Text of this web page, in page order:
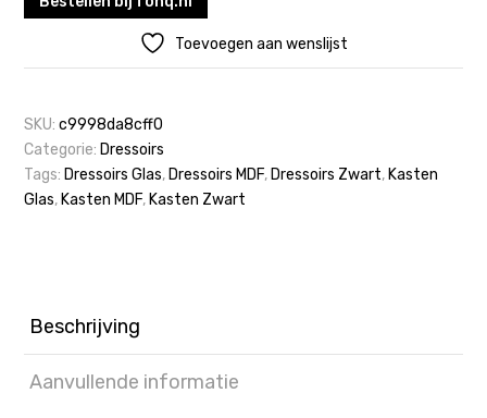
Toevoegen aan wenslijst
SKU:c9998da8cff0
Categorie: Dressoirs
Tags: Dressoirs Glas, Dressoirs MDF, Dressoirs Zwart, Kasten
Glas, Kasten MDF, Kasten Zwart
Beschrijving
Aanvullende informatie